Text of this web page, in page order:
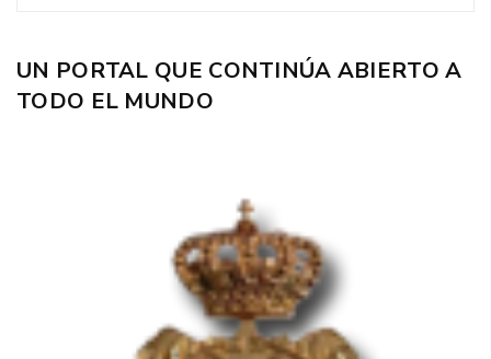
UN PORTAL QUE CONTINÚA ABIERTO A
TODO EL MUNDO